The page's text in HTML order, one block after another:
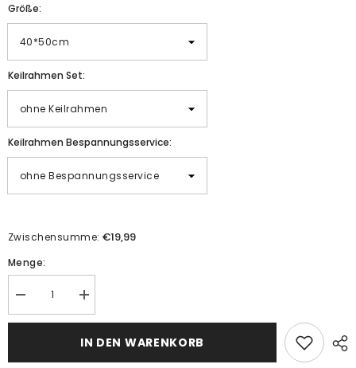
Größe:
Keilrahmen Set:
Keilrahmen Bespannungsservice:
Zwischensumme:€19,99
Menge:
Menge
verringern
für
Menge
erhöhen
für
nach
IN DEN WARENKORB